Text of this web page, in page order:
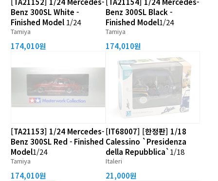
Benz 300SL White -
Finished Model 1/24
Tamiya
174,010원
Benz 300SL Black -
Finished Model1/24
Tamiya
174,010원
[TA21153] 1/24 Mercedes-
Benz 300SL Red - Finished
Model1/24
Tamiya
174,010원
[IT68007] [한정판] 1/18
Calessino `Presidenza
della Repubblica`1/18
Italeri
21,000원